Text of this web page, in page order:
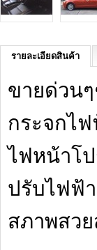
รายละเอียดสินค้า
ขายด่วน
กระจกไ
ไฟหน้าโ
ปรับไฟฟ้
สภาพสว